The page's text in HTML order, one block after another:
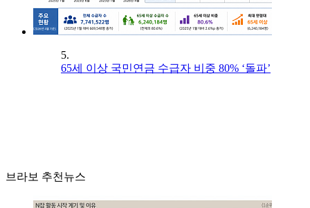
5.
65세 이상 국민연금 수급자 비중 80% ‘돌파’
브라보 추천뉴스